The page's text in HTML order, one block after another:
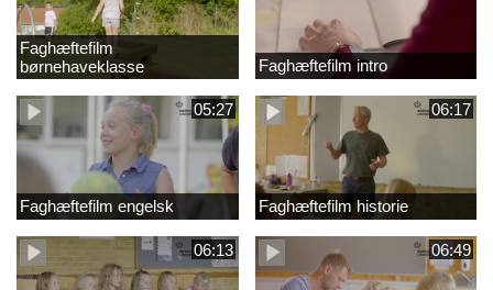
Faghæftefilm
børnehaveklasse
Faghæftefilm intro
05:27
Faghæftefilm engelsk
06:17
Faghæftefilm historie
06:13 06:49